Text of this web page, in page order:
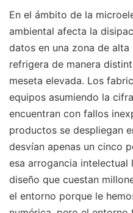
En el ámbito de la
ambiental afecta la
datos en una zona de
refrigera de manera
meseta elevada. Los
equipos asumiendo la
encuentran con fallos
productos se despliegan
desvían apenas un cinco
esa arrogancia intelectual
diseño que cuestan
el entorno porque le